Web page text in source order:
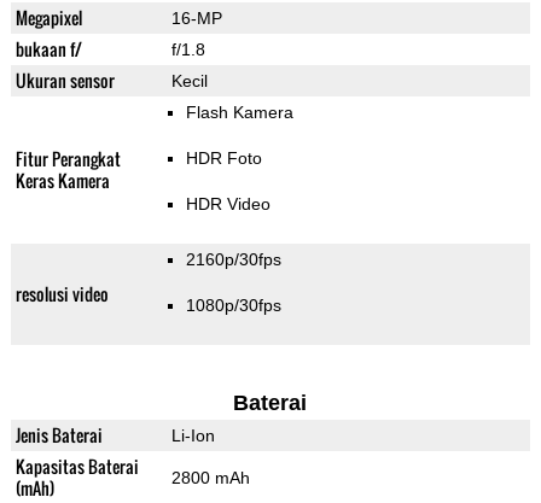
Megapixel 16-MP
bukaan f/ f/1.8
Ukuran sensor Kecil
Fitur Perangkat
Keras Kamera
Flash Kamera
HDR Foto
HDR Video
resolusi video
2160p/30fps
1080p/30fps
Baterai
Jenis Baterai Li-Ion
Kapasitas Baterai
(mAh)
2800 mAh